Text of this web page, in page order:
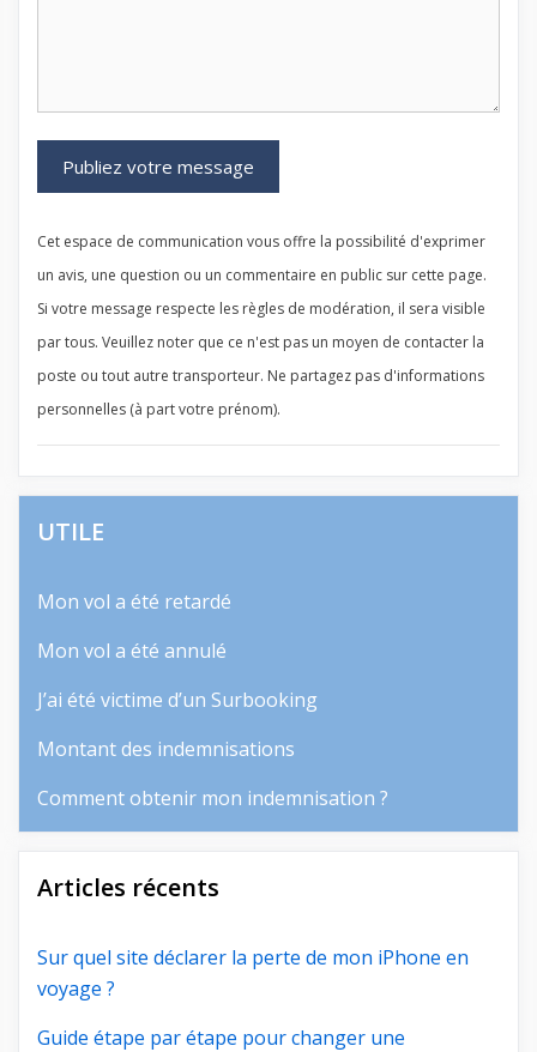
Cet espace de communication vous offre la possibilité d'exprimer
un avis, une question ou un commentaire en public sur cette page.
Si votre message respecte les règles de modération, il sera visible
par tous. Veuillez noter que ce n'est pas un moyen de contacter la
poste ou tout autre transporteur. Ne partagez pas d'informations
personnelles (à part votre prénom).
UTILE
Mon vol a été retardé
Mon vol a été annulé
J’ai été victime d’un Surbooking
Montant des indemnisations
Comment obtenir mon indemnisation ?
Articles récents
Sur quel site déclarer la perte de mon iPhone en
voyage ?
Guide étape par étape pour changer une